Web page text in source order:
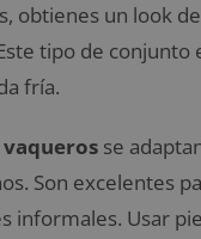
obtienes un look
tipo de conjunto
fría.
se
Son excelentes
informales. Usar